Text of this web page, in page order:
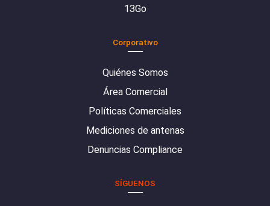
13Go
Corporativo
Quiénes Somos
Área Comercial
Políticas Comerciales
Mediciones de antenas
Denuncias Compliance
SÍGUENOS